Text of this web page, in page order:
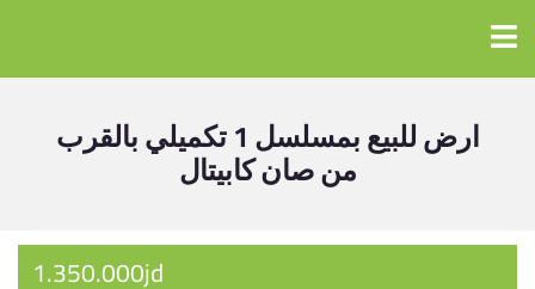
ارض للبيع بمسلسل 1 تكميلي بالقرب
من صان كابيتال
1.350.000jd